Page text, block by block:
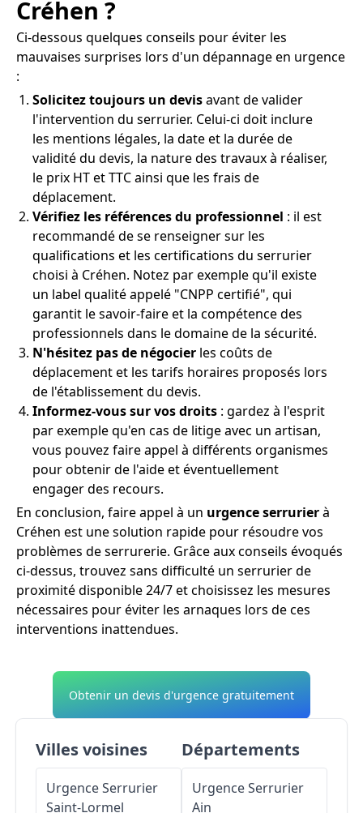
Créhen ?
Ci-dessous quelques conseils pour éviter les
mauvaises surprises lors d'un dépannage en urgence
:
Solicitez toujours un devisavant de valider
l'intervention du serrurier. Celui-ci doit inclure
les mentions légales, la date et la durée de
validité du devis, la nature des travaux à réaliser,
le prix HT et TTC ainsi que les frais de
déplacement.
Vérifiez les références du professionnel : il est
recommandé de se renseigner sur les
qualifications et les certifications du serrurier
choisi à Créhen. Notez par exemple qu'il existe
un label qualité appelé "CNPP certifié", qui
garantit le savoir-faire et la compétence des
professionnels dans le domaine de la sécurité.
N'hésitez pas de négocier les coûts de
déplacement et les tarifs horaires proposés lors
de l'établissement du devis.
Informez-vous sur vos droits : gardez à l'esprit
par exemple qu'en cas de litige avec un artisan,
vous pouvez faire appel à différents organismes
pour obtenir de l'aide et éventuellement
engager des recours.
En conclusion, faire appel à un urgence serrurierà
Créhen est une solution rapide pour résoudre vos
problèmes de serrurerie. Grâce aux conseils évoqués
ci-dessus, trouvez sans difficulté un serrurier de
proximité disponible 24/7 et choisissez les mesures
nécessaires pour éviter les arnaques lors de ces
interventions inattendues.
Obtenir un devis d'urgence gratuitement
Villes voisines
Urgence Serrurier
Saint-Lormel
Départements
Urgence Serrurier
Ain